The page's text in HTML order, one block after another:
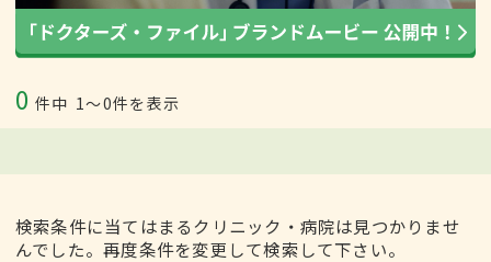
0 件中 1〜0件を表示
検索条件に当てはまるクリニック・病院は見つかりませ
んでした。再度条件を変更して検索して下さい。